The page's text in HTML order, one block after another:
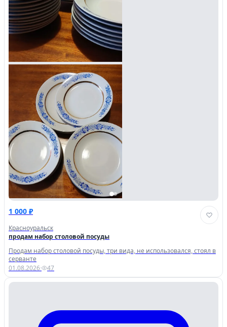
1 000 ₽
Красноуральск
продам набор столовой посуды
Продам набор столовой посуды, три вида, не использовался, стоял в
серванте
01.08.2026· 47